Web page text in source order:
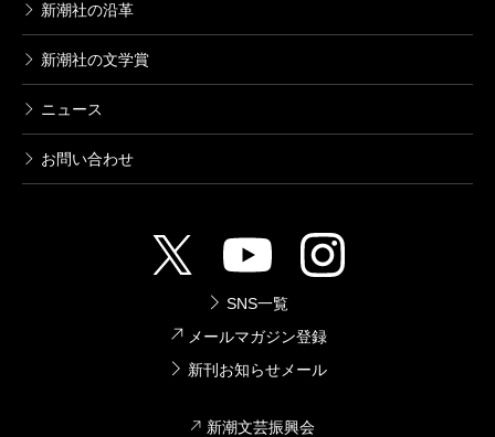
新潮社の沿革
新潮社の文学賞
ニュース
お問い合わせ
SNS一覧
メールマガジン登録
新刊お知らせメール
新潮文芸振興会